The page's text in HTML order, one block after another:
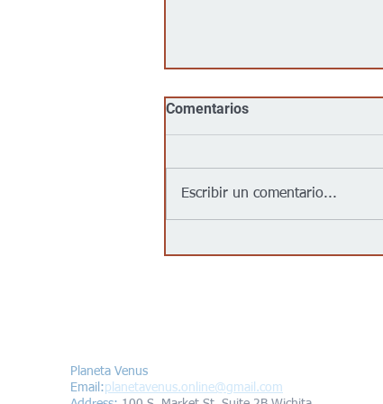
Comentarios
Escribir un comentario...
Planeta Venus
Email:planetavenus.online@gmail.com